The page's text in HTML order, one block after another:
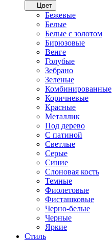
Цвет
Бежевые
Белые
Белые с золотом
Бирюзовые
Венге
Голубые
Зебрано
Зеленые
Комбинированные
Коричневые
Красные
Металлик
Под дерево
С патиной
Светлые
Серые
Синие
Слоновая кость
Темные
Фиолетовые
Фисташковые
Черно-белые
Черные
Яркие
Стиль